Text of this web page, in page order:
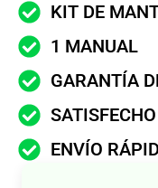
KIT DE
1 MANUAL
GARANTÍA
ENVÍO